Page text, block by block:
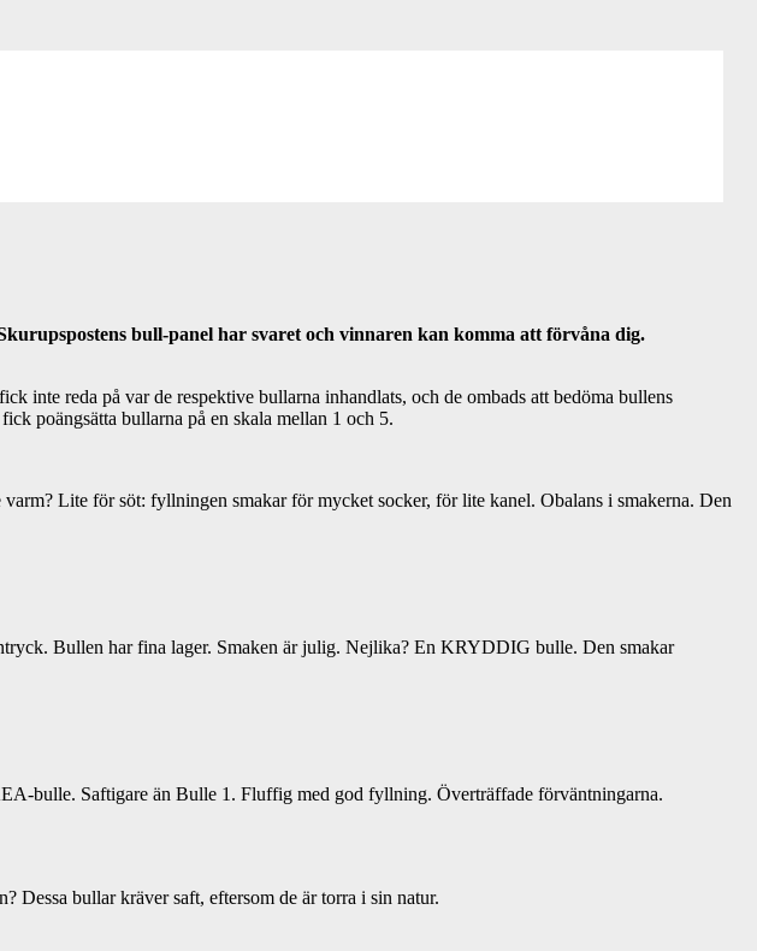
bull-panel har svaret och vinnaren kan komma att förvåna dig.
inte reda på var de respektive bullarna inhandlats, och de ombads att bedöma bullens
poängsätta bullarna på en skala mellan 1 och 5.
Lite för söt: fyllningen smakar för mycket socker, för lite kanel. Obalans i smakerna. Den
Bullen har fina lager. Smaken är julig. Nejlika? En KRYDDIG bulle. Den smakar
bulle. Saftigare än Bulle 1. Fluffig med god fyllning. Överträffade förväntningarna.
Dessa bullar kräver saft, eftersom de är torra i sin natur.